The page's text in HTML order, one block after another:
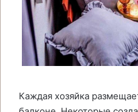
Каждая хозяйка